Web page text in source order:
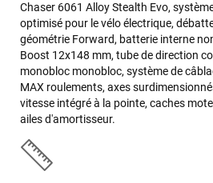
Chaser 6061 Alloy Stealth Evo,
optimisé pour le vélo électrique,
géométrie Forward, batterie interne
Boost 12x148 mm, tube de direction
monobloc monobloc, système de
MAX roulements, axes
vitesse intégré à la pointe, caches
ailes d'amortisseur.